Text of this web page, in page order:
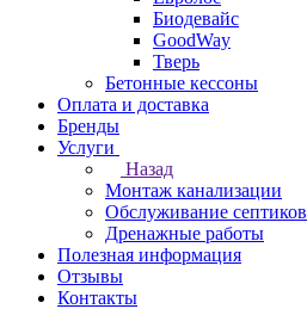
Биодевайс
GoodWay
Тверь
Бетонные кессоны
Оплата и доставка
Бренды
Услуги
Назад
Монтаж канализации
Обслуживание септиков
Дренажные работы
Полезная информация
Отзывы
Контакты